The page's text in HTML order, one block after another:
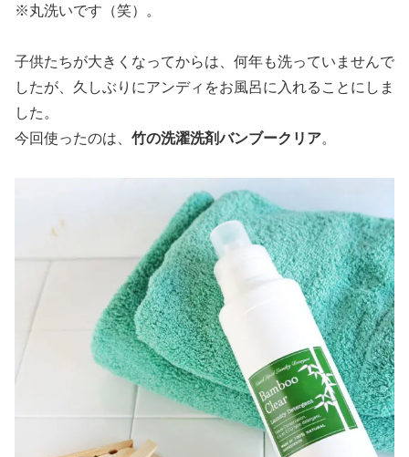
※丸洗いです（笑）。
子供たちが大きくなってからは、何年も洗っていませんで
したが、久しぶりにアンディをお風呂に入れることにしま
した。
今回使ったのは、 竹の洗濯洗剤バンブークリア。